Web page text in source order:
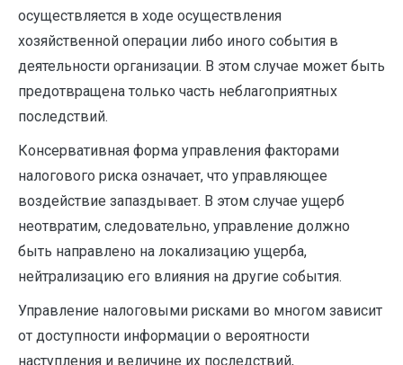
осуществляется в ходе осуществления
хозяйственной операции либо иного собы­тия в
деятельности организации. В этом случае может быть
предот­вращена только часть неблагоприятных
последствий.
Консервативная форма управления факторами
налогового риска означает, что управляющее
воздействие запаздывает. В этом случае ущерб
неотвратим, следовательно, управление должно
быть направ­лено на локализацию ущерба,
нейтрализацию его влияния на дру­гие события.
Управление налоговыми рисками во многом зависит
от доступ­ности информации о вероятности
наступления и величине их по­следствий,